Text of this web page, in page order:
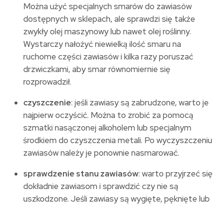
Można użyć specjalnych smarów do zawiasów
dostępnych w sklepach, ale sprawdzi się także
zwykły olej maszynowy lub nawet olej roślinny.
Wystarczy nałożyć niewielką ilość smaru na
ruchome części zawiasów i kilka razy poruszać
drzwiczkami, aby smar równomiernie się
rozprowadził.
czyszczenie: jeśli zawiasy są zabrudzone, warto je
najpierw oczyścić. Można to zrobić za pomocą
szmatki nasączonej alkoholem lub specjalnym
środkiem do czyszczenia metali. Po wyczyszczeniu
zawiasów należy je ponownie nasmarować.
sprawdzenie stanu zawiasów: warto przyjrzeć się
dokładnie zawiasom i sprawdzić czy nie są
uszkodzone. Jeśli zawiasy są wygięte, pęknięte lub